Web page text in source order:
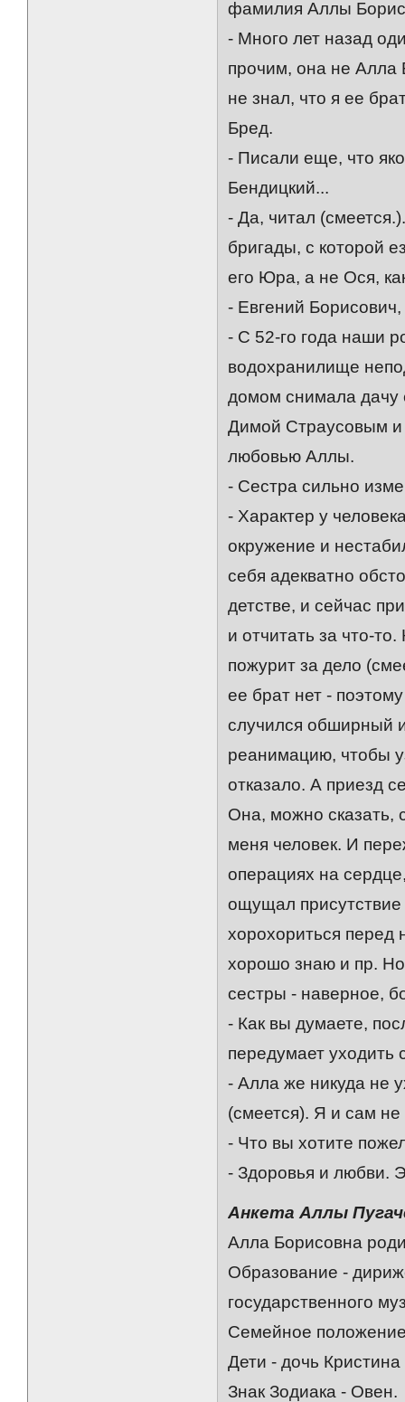
фамилия Аллы
- Много лет назад
прочим, она не
не знал, что я ее
Бред.
- Писали еще, что
Бендицкий...
- Да, читал
бригады, с которой
его Юра, а не Ося,
- Евгений
- С 52-го года наши
водохранилище
домом снимала дачу
Димой Страусовым и
любовью Аллы.
- Сестра сильно
- Характер у
окружение и
себя адекватно
детстве, и сейчас
и отчитать за что-
пожурит за дело
ее брат нет -
случился обширный
реанимацию, чтобы
отказало. А приезд
Она, можно сказать,
меня человек. И
операциях на
ощущал присутствие
хорохориться перед
хорошо знаю и пр.
сестры - наверное,
- Как вы думаете,
передумает уходить
- Алла же никуда не
(смеется). Я и сам
- Что вы хотите
- Здоровья и любви.
Анкета Аллы
Алла Борисовна
Образование -
государственного
Семейное
Дети - дочь
Знак Зодиака - Овен.